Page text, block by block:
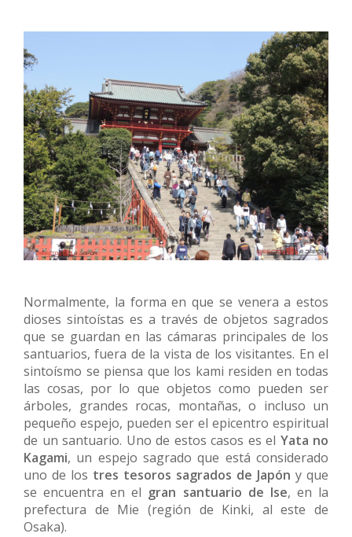
Normalmente, la forma en que se venera a estos
dioses sintoístas es a través de objetos sagrados
que se guardan en las cámaras principales de los
santuarios, fuera de la vista de los visitantes. En el
sintoísmo se piensa que los kami residen en todas
las cosas, por lo que objetos como pueden ser
árboles, grandes rocas, montañas, o incluso un
pequeño espejo, pueden ser el epicentro espiritual
de un santuario. Uno de estos casos es el Yata no
Kagami, un espejo sagrado que está considerado
uno de los tres tesoros sagrados de Japón y que
se encuentra en el gran santuario de Ise, en la
prefectura de Mie (región de Kinki, al este de
Osaka).